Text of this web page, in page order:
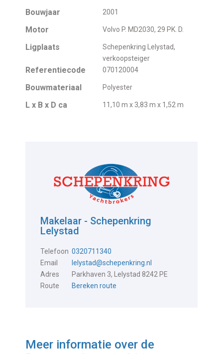
Bouwjaar 2001
Motor Volvo P. MD2030, 29 PK. D.
Ligplaats
Schepenkring Lelystad,
verkoopsteiger
Referentiecode 070120004
Bouwmateriaal Polyester
L x B x D ca 11,10 m x 3,83 m x 1,52 m
Makelaar - Schepenkring
Lelystad
Telefoon 0320711340
Email
lelystad@schepenkring.nl
Adres
Parkhaven 3, Lelystad 8242 PE
Route
Bereken route
Meer informatie over de